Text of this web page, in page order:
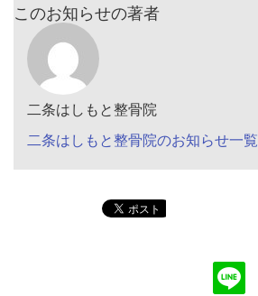
このお知らせの著者
二条はしもと整骨院
二条はしもと整骨院のお知らせ一覧